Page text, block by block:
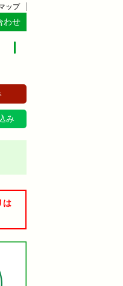
ップ
わせ
み
は